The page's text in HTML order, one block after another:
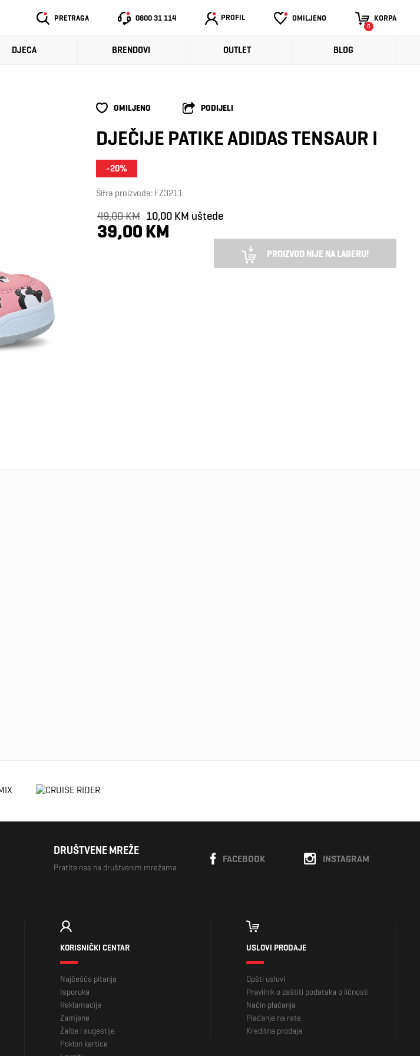
PRETRAGA 0800 31 114 PROFIL OMILJENO KORPA
0
DJECA BRENDOVI OUTLET BLOG
OMILJENO PODIJELI
DJEČIJE PATIKE ADIDAS TENSAUR I
-20%
Šifra proizvoda: FZ3211
49,00 KM 10,00 KM uštede
39,00 KM
PROIZVOD NIJE NA LAGERU!
DRUŠTVENE MREŽE
Pratite nas na društvenim mrežama
INSTAGRAM
FACEBOOK
KORISNIČKI CENTAR
Najčešća pitanja
Isporuka
Reklamacije
Zamjene
Žalbe i sugestije
Poklon kartice
USLOVI PRODAJE
Opšti uslovi
Pravilnik o zaštiti podataka o ličnosti
Način plaćanja
Plaćanje na rate
Kreditna prodaja